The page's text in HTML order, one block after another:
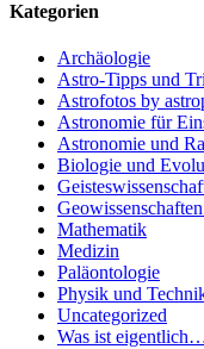
Kategorien
Archäologie
Astro-Tipps und
Astrofotos by
Astronomie für
Astronomie und
Biologie und
Mathematik
Medizin
Paläontologie
Physik und
Uncategorized
Was ist